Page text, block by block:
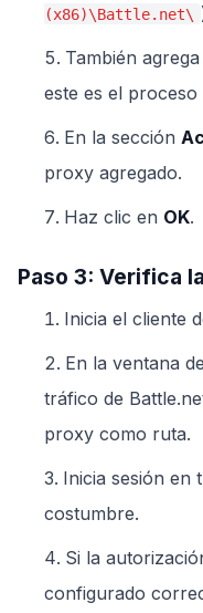
(x86)\Battle.net\
También agrega
este es el
En la sección
proxy agregado.
Haz clic en OK.
Paso 3: Verifica
Inicia el cliente
En la ventana
tráfico de
proxy como ruta.
Inicia sesión en
costumbre.
Si la
configurado